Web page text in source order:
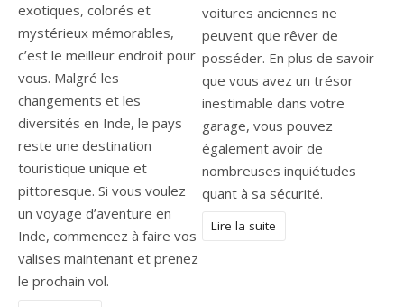
exotiques, colorés et
mystérieux mémorables,
c’est le meilleur endroit pour
vous. Malgré les
changements et les
diversités en Inde, le pays
reste une destination
touristique unique et
pittoresque. Si vous voulez
un voyage d’aventure en
Inde, commencez à faire vos
valises maintenant et prenez
le prochain vol.
voitures anciennes ne
peuvent que rêver de
posséder. En plus de savoir
que vous avez un trésor
inestimable dans votre
garage, vous pouvez
également avoir de
nombreuses inquiétudes
quant à sa sécurité.
Lire la suite